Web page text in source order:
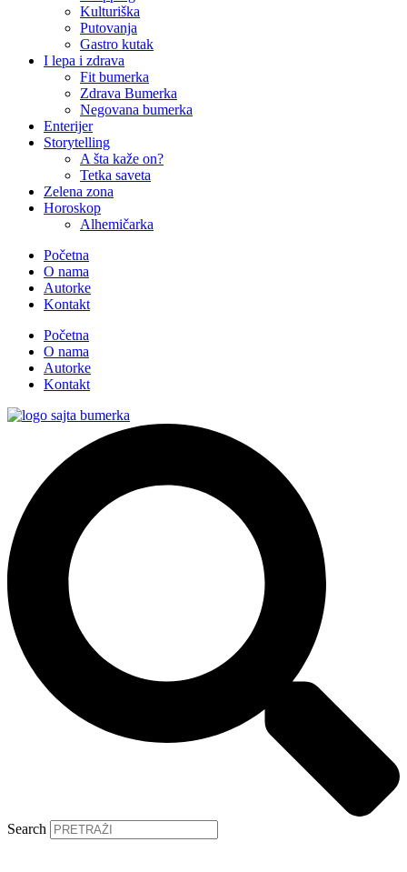
Kulturiška
Putovanja
Gastro kutak
I lepa i zdrava
Fit bumerka
Zdrava Bumerka
Negovana bumerka
Enterijer
Storytelling
A šta kaže on?
Tetka saveta
Zelena zona
Horoskop
Alhemičarka
Početna
O nama
Autorke
Kontakt
Početna
O nama
Autorke
Kontakt
Search